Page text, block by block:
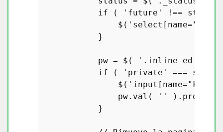
if ( 'future'
!==
                $(
            }
            pw = $(
'.inline-edit-
if ( 'private'
===
                $(
                pw.
val ( '' ). prop
            }